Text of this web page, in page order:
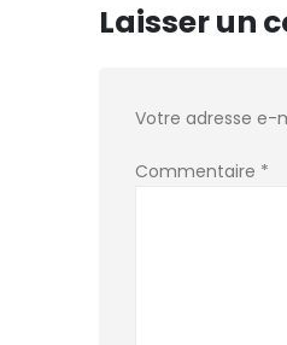
Laisser un
Votre adresse e-
Commentaire *